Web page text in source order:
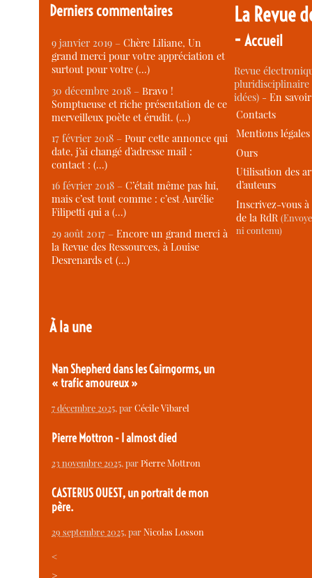
Derniers commentaires
9 janvier 2019 –Chère Liliane, Un
grand merci pour votre appréciation et
surtout pour votre (…)
30 décembre 2018 –Bravo !
Somptueuse et riche présentation de ce
merveilleux poète et érudit. (…)
17 février 2018 –Pour cette annonce qui
date, j’ai changé d’adresse mail :
contact : (…)
16 février 2018 –C’était même pas lui,
mais c’est tout comme : c’est Aurélie
Filipetti qui a (…)
29 août 2017 –Encore un grand merci à
la Revue des Ressources, à Louise
Desrenards et (…)
À la une
Nan Shepherd dans les Cairngorms, un
« trafic amoureux »
7 décembre 2025, parCécile Vibarel
Pierre Mottron - I almost died
23 novembre 2025, parPierre Mottron
CASTERUS OUEST, un portrait de mon
père.
29 septembre 2025, parNicolas Losson
<
La Revue
-Accueil
Revue
idées) -En
Contacts
Mentions légales
Ours
Utilisation des
d’auteurs
Inscrivez-vous
de la RdR
ni contenu)